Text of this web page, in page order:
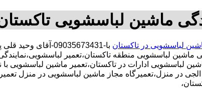
ماشین لباسشویی
لباسشویی در تاکستان
با-09035673431-
ماشین لباسشویی منطقه تاکستان،تعمیر
ادارات در تاکستان،تعمیر ماشین لباسشویی با
در منزل،تعمیرگاه مجاز ماشین لباسشویی در منزل تعمیر